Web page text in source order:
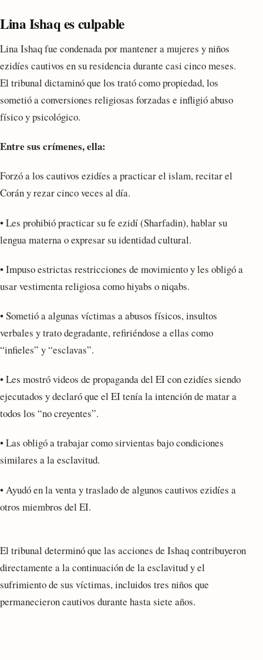
Lina Ishaq es culpable
Lina Ishaq fue condenada por mantener a mujeres y niños
ezidíes cautivos en su residencia durante casi cinco meses.
El tribunal dictaminó que los trató como propiedad, los
sometió a conversiones religiosas forzadas e infligió abuso
físico y psicológico.
Entre sus crímenes, ella:
Forzó a los cautivos ezidíes a practicar el islam, recitar el
Corán y rezar cinco veces al día.
• Les prohibió practicar su fe ezidí (Sharfadin), hablar su
lengua materna o expresar su identidad cultural.
• Impuso estrictas restricciones de movimiento y les obligó a
usar vestimenta religiosa como hiyabs o niqabs.
• Sometió a algunas víctimas a abusos físicos, insultos
verbales y trato degradante, refiriéndose a ellas como
“infieles” y “esclavas”.
• Les mostró videos de propaganda del EI con ezidíes siendo
ejecutados y declaró que el EI tenía la intención de matar a
todos los “no creyentes”.
• Las obligó a trabajar como sirvientas bajo condiciones
similares a la esclavitud.
• Ayudó en la venta y traslado de algunos cautivos ezidíes a
otros miembros del EI.
El tribunal determinó que las acciones de Ishaq contribuyeron
directamente a la continuación de la esclavitud y el
sufrimiento de sus víctimas, incluidos tres niños que
permanecieron cautivos durante hasta siete años.